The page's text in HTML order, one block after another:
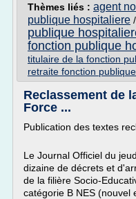
Thèmes liés : agent
publique hospitaliere /
publique
fonction publique
titulaire de la fonction
retraite fonction
Reclassement de
Force ...
Publication des textes
de la filière
Le Journal Officiel du
dizaine de décrets et
de la filière Socio-
catégorie B NES (nouvel